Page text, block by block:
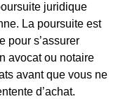
juridique
La poursuite est
pour s’assurer
avocat ou notaire
avant que vous ne
d’achat.